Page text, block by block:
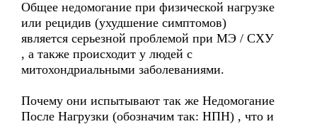
Общее недомогание при физической нагрузке
или рецидив (ухудшение симптомов)
является серьезной проблемой при MЭ / CХУ
, а также происходит у людей с
митохондриальными заболеваниями.
Почему они испытывают так же Недомогание
После Нагрузки (обозначим так: НПН) , что и